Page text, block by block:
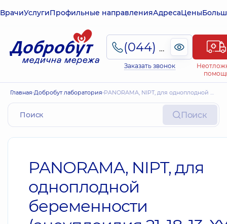
ВрачиУслугиПрофильные направленияАдресаЦены
(044) 495-2-888
Заказать звонок
Главная Добробут лаборатория PANORAMA, NIPT, для одноплодной беременности (анеуплоидия 21, 18, 13, XY, триплоидия, феномен исчезающего близнеца)
Поиск
PANORAMA, NIPT, для
одноплодной
беременности